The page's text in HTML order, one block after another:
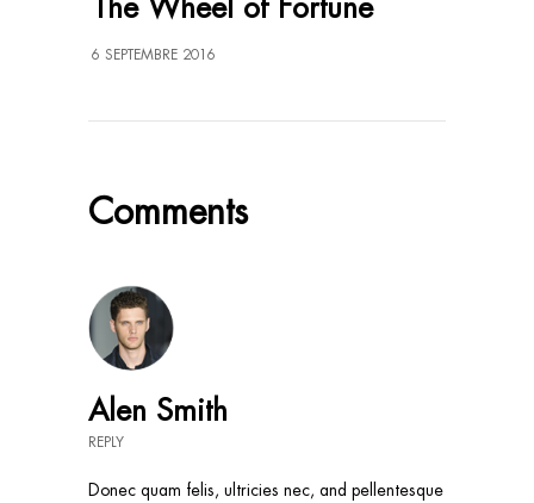
The Wheel of Fortune
6 SEPTEMBRE 2016
Comments
Alen Smith
REPLY
Donec quam felis, ultricies nec, and pellentesque